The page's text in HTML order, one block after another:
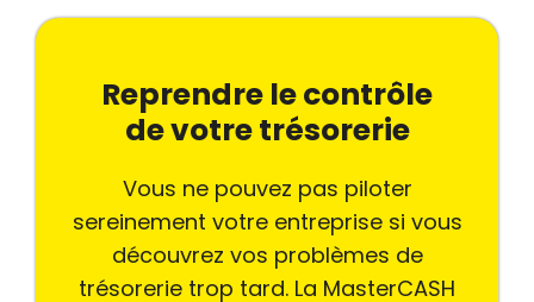
Reprendre le contrôle
de votre trésorerie
Vous ne pouvez pas piloter
sereinement votre entreprise si vous
découvrez vos problèmes de
trésorerie trop tard. La MasterCASH